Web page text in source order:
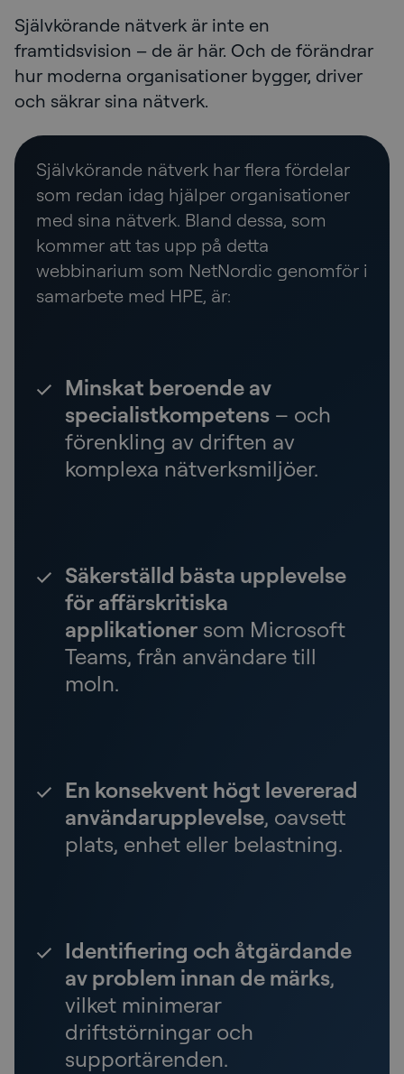
Självkörande nätverk är inte en
framtidsvision – de är här. Och de förändrar
hur moderna organisationer bygger, driver
och säkrar sina nätverk.
Självkörande nätverk har flera fördelar
som redan idag hjälper organisationer
med sina nätverk. Bland dessa, som
kommer att tas upp på detta
webbinarium som NetNordic genomför i
samarbete med HPE, är:
Minskat beroende av
specialistkompetens – och
förenkling av driften av
komplexa nätverksmiljöer.
Säkerställd bästa upplevelse
för affärskritiska
applikationer som Microsoft
Teams, från användare till
moln.
En konsekvent högt levererad
användarupplevelse, oavsett
plats, enhet eller belastning.
Identifiering och åtgärdande
av problem innan de märks,
vilket minimerar
driftstörningar och
supportärenden.